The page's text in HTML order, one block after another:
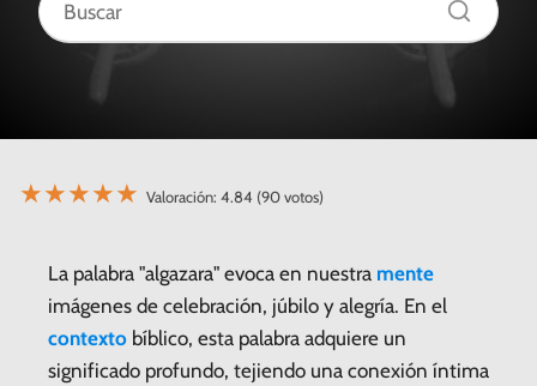
★★★★★ Valoración: 4.84 (90 votos)
La palabra "algazara" evoca en nuestra mente
imágenes de celebración, júbilo y alegría. En el
contexto bíblico, esta palabra adquiere un
significado profundo, tejiendo una conexión íntima